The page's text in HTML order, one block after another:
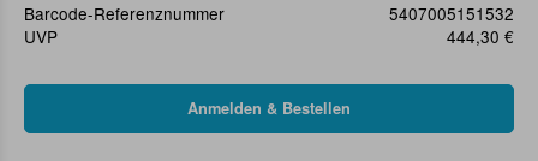
Barcode-Referenznummer
5407005151532
UVP
444,30 €